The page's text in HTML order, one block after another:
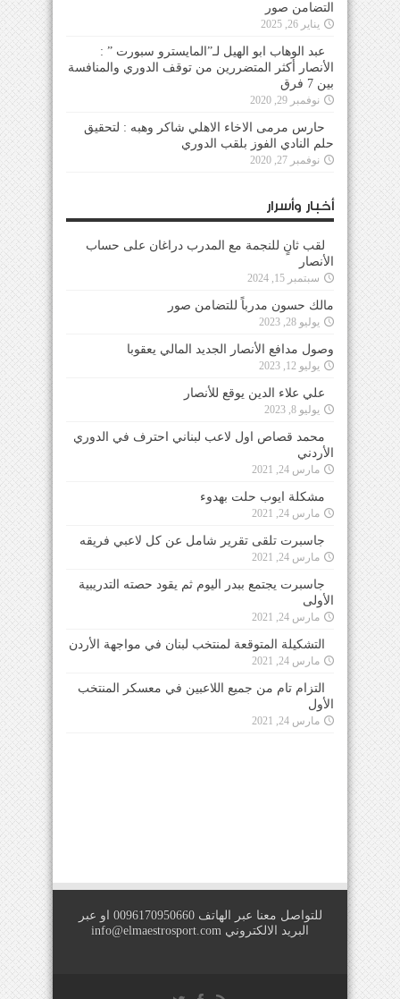
التضامن صور
يناير 26, 2025
عبد الوهاب ابو الهيل لـ”المايسترو سبورت ” :
الأنصار أكثر المتضررين من توقف الدوري والمنافسة
بين 7 فرق
نوفمبر 29, 2020
حارس مرمى الاخاء الاهلي شاكر وهبه : لتحقيق
حلم النادي الفوز بلقب الدوري
نوفمبر 27, 2020
أخبار وأسرار
لقب ثانٍ للنجمة مع المدرب دراغان على حساب
الأنصار
سبتمبر 15, 2024
مالك حسون مدرباً للتضامن صور
يوليو 28, 2023
وصول مدافع الأنصار الجديد المالي يعقوبا
يوليو 12, 2023
علي علاء الدين يوقع للأنصار
يوليو 8, 2023
محمد قصاص اول لاعب لبناني احترف في الدوري
الأردني
مارس 24, 2021
مشكلة ايوب حلت بهدوء
مارس 24, 2021
جاسبرت تلقى تقرير شامل عن كل لاعبي فريقه
مارس 24, 2021
جاسبرت يجتمع ببدر اليوم ثم يقود حصته التدريبية
الأولى
مارس 24, 2021
التشكيلة المتوقعة لمنتخب لبنان في مواجهة الأردن
مارس 24, 2021
التزام تام من جميع اللاعبين في معسكر المنتخب
الأول
مارس 24, 2021
للتواصل معنا عبر الهاتف 0096170950660 او عبر
البريد الالكتروني info@elmaestrosport.com